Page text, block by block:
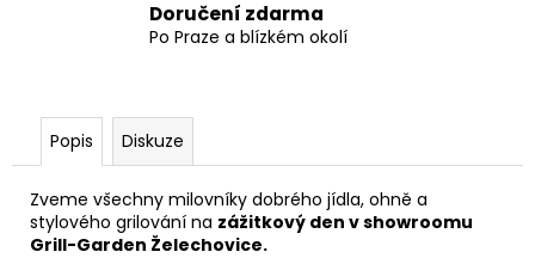
Doručení zdarma
Po Praze a blízkém okolí
Popis Diskuze
Zveme všechny milovníky dobrého jídla, ohně a
stylového grilování na zážitkový den v showroomu
Grill-Garden Želechovice.